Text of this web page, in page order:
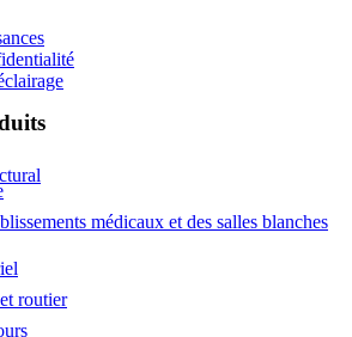
médicaux et des salles blanches
routier